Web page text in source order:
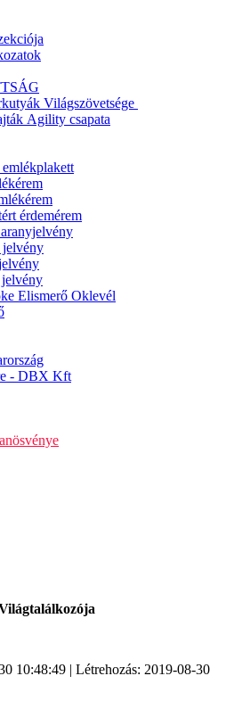
Világszövetsége
Agility csapata
érdemérem
jelvény
Elismerő Oklevél
- DBX Kft
10:48:49 | Létrehozás: 2019-08-30